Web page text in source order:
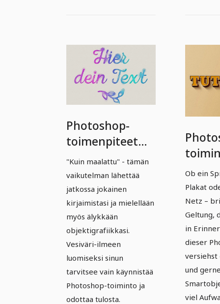
Photoshop-
toimenpiteet
huippuluokasta
– Vol. 2: 07 |
Maalaismainen
akvarelliefekti
teksteille ja
Smartobjekteille
"Kuin maalattu" - tämän
vaikutelman lähettää
jatkossa jokainen
kirjaimistasi ja mielellään
myös älykkään
objektigrafiikkasi.
Vesiväri-ilmeen
luomiseksi sinun
tarvitsee vain käynnistää
Photoshop-toiminto ja
odottaa tulosta.
– Vol.
Ob ein
Plakat
Netz –
Geltung,
in
dieser
versiehst
und
viel